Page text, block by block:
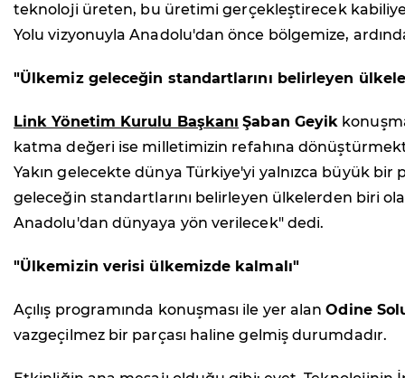
teknoloji üreten, bu üretimi gerçekleştirecek
Yolu vizyonuyla Anadolu'dan önce bölgemize,
"Ülkemiz geleceğin standartlarını belirleyen
Link Yönetim Kurulu Başkanı Şaban Geyik
katma değeri ise milletimizin refahına
Yakın gelecekte dünya Türkiye'yi yalnızca büyük
geleceğin standartlarını belirleyen ülkelerden biri
Anadolu'dan dünyaya yön verilecek" dedi.
"Ülkemizin verisi ülkemizde kalmalı"
Açılış programında konuşması ile yer alanOdine
vazgeçilmez bir parçası haline gelmiş durumdadır.